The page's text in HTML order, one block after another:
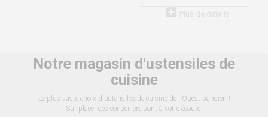
Notre magasin d'ustensiles de
cuisine
Le plus vaste choix d'ustensiles de cuisine de l'Ouest parisien !
Sur place, des conseillers sont à votre écoute.